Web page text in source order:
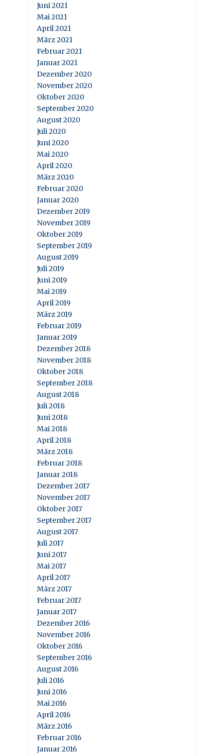
Juni 2021
Mai 2021
April 2021
März 2021
Februar 2021
Januar 2021
Dezember 2020
November 2020
Oktober 2020
September 2020
August 2020
Juli 2020
Juni 2020
Mai 2020
April 2020
März 2020
Februar 2020
Januar 2020
Dezember 2019
November 2019
Oktober 2019
September 2019
August 2019
Juli 2019
Juni 2019
Mai 2019
April 2019
März 2019
Februar 2019
Januar 2019
Dezember 2018
November 2018
Oktober 2018
September 2018
August 2018
Juli 2018
Juni 2018
Mai 2018
April 2018
März 2018
Februar 2018
Januar 2018
Dezember 2017
November 2017
Oktober 2017
September 2017
August 2017
Juli 2017
Juni 2017
Mai 2017
April 2017
März 2017
Februar 2017
Januar 2017
Dezember 2016
November 2016
Oktober 2016
September 2016
August 2016
Juli 2016
Juni 2016
Mai 2016
April 2016
März 2016
Februar 2016
Januar 2016